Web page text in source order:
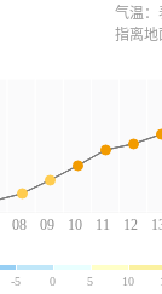
08 09 10 11 12
气温：
指离地
-5 0 5 10